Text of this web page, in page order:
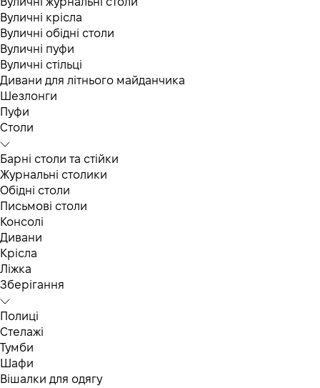
Вуличні крісла
Вуличні обідні столи
Вуличні пуфи
Вуличні стільці
Дивани для літнього майданчика
Шезлонги
Пуфи
Столи
Барні столи та стійки
Журнальні столики
Обідні столи
Письмові столи
Консолі
Дивани
Крісла
Ліжка
Зберігання
Полиці
Стелажі
Тумби
Шафи
Вішалки для одягу